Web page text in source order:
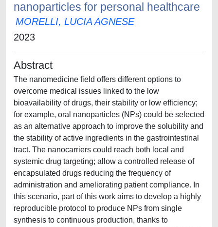
nanoparticles for personal healthcare
MORELLI, LUCIA AGNESE
2023
Abstract
The nanomedicine field offers different options to
overcome medical issues linked to the low
bioavailability of drugs, their stability or low efficiency;
for example, oral nanoparticles (NPs) could be selected
as an alternative approach to improve the solubility and
the stability of active ingredients in the gastrointestinal
tract. The nanocarriers could reach both local and
systemic drug targeting; allow a controlled release of
encapsulated drugs reducing the frequency of
administration and ameliorating patient compliance. In
this scenario, part of this work aims to develop a highly
reproducible protocol to produce NPs from single
synthesis to continuous production, thanks to